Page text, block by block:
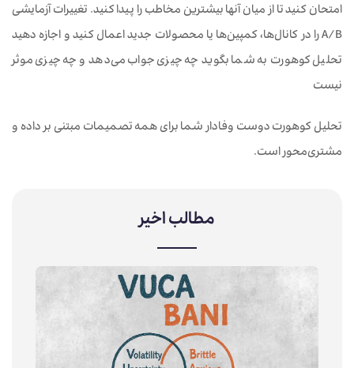
مطالب اخیر
امتحان کنید تا از میان آنها بیشترین مخاطب را پیدا کنید. تغییرات آزمایشی
A/B را در کانال‌ها، کمپین‌ها یا محصولات جدید اعمال کنید و اجازه دهید
تحلیل کوهورت به شما بگوید چه چیزی جواب می‌دهد و چه چیزی موثر
نیست
تحلیل کوهورت دوست وفادار شما برای همه تصمیمات مبتنی بر داده و
مشتری‌محور است.